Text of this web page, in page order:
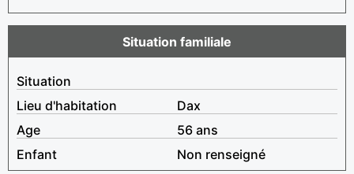
Situation familiale
Situation
Lieu d'habitation
Dax
Age
56 ans
Enfant
Non renseigné